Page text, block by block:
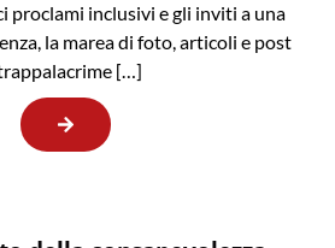
proclami inclusivi e gli inviti a una
la marea di foto, articoli e post
[…]